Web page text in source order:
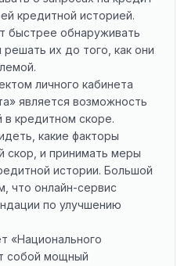
кредитной историей.
быстрее обнаруживать
их до того, как они
личного кабинета
является возможность
в кредитном скоре.
какие факторы
скор, и принимать меры
истории. Большой
что онлайн-сервис
по улучшению
«Национального
собой мощный